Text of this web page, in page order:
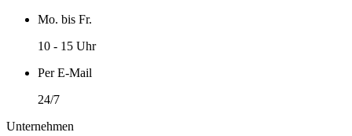
Mo. bis Fr.
10 - 15 Uhr
Per E-Mail
24/7
Unternehmen